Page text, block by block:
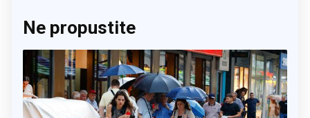
Ne propustite